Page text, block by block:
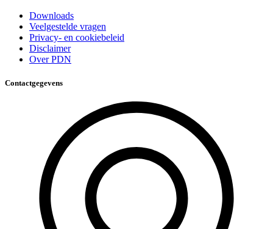
Downloads
Veelgestelde vragen
Privacy- en cookiebeleid
Disclaimer
Over PDN
Contactgegevens